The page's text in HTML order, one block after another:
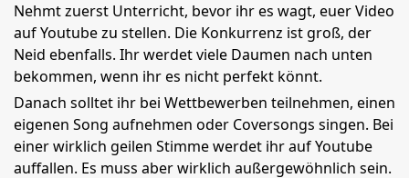
Nehmt zuerst Unterricht, bevor ihr es wagt, euer Video
auf Youtube zu stellen. Die Konkurrenz ist groß, der
Neid ebenfalls. Ihr werdet viele Daumen nach unten
bekommen, wenn ihr es nicht perfekt könnt.
Danach solltet ihr bei Wettbewerben teilnehmen, einen
eigenen Song aufnehmen oder Coversongs singen. Bei
einer wirklich geilen Stimme werdet ihr auf Youtube
auffallen. Es muss aber wirklich außergewöhnlich sein.